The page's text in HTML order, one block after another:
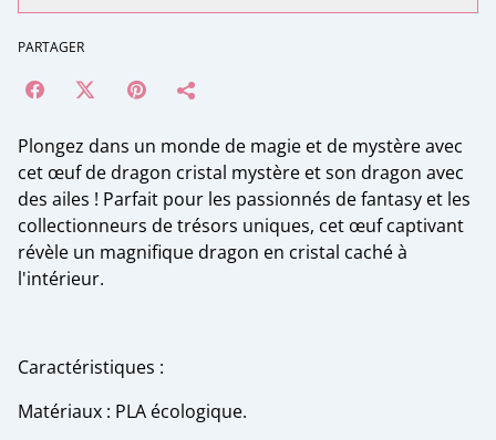
PARTAGER
Plongez dans un monde de magie et de mystère avec
cet œuf de dragon cristal mystère et son dragon avec
des ailes ! Parfait pour les passionnés de fantasy et les
collectionneurs de trésors uniques, cet œuf captivant
révèle un magnifique dragon en cristal caché à
l'intérieur.
Caractéristiques :
Matériaux : PLA écologique.